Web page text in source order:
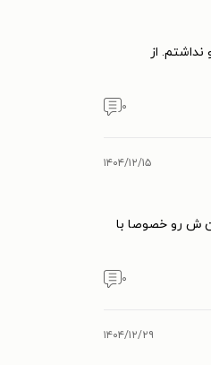
از
۰
۱۴۰۴/۱۲/۱۵
ش رو خصوصا با
۰
۱۴۰۴/۱۲/۲۹